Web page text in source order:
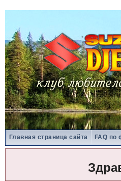
Главная страница сайта FAQ по